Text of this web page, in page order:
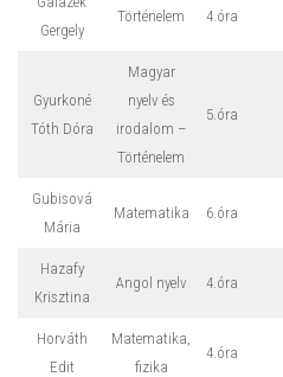
Gergely
Történelem 4.óra
Gyurkoné
Tóth Dóra
Magyar
nyelv és
irodalom –
Történelem
5.óra
Gubisová
Mária
Matematika 6.óra
Hazafy
Krisztina
Angol nyelv 4.óra
Horváth
Edit
Matematika,
fizika
4.óra